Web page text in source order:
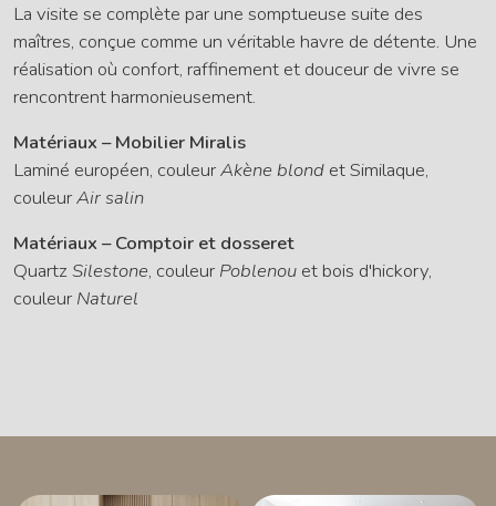
La visite se complète par une somptueuse suite des
maîtres, conçue comme un véritable havre de détente. Une
réalisation où confort, raffinement et douceur de vivre se
rencontrent harmonieusement.
Matériaux – Mobilier Miralis
Laminé européen, couleurAkène blond et Similaque,
couleurAir salin
Matériaux – Comptoir et dosseret
QuartzSilestone, couleur Poblenou et bois d'hickory,
couleur Naturel